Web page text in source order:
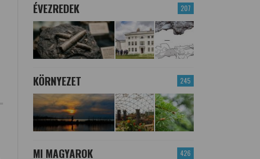
207
ÉVEZREDEK
245
KÖRNYEZET
426
MI MAGYAROK